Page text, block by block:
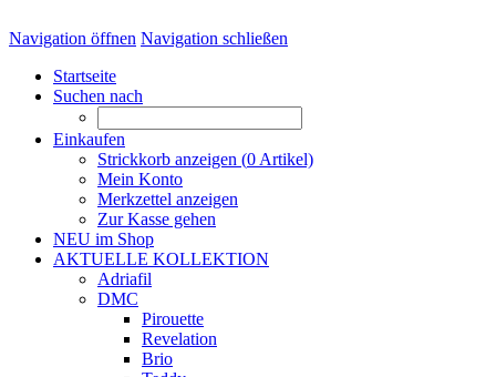
Navigation öffnen Navigation schließen
Startseite
Suchen nach
Einkaufen
Strickkorb anzeigen (0 Artikel)
Mein Konto
Merkzettel anzeigen
Zur Kasse gehen
NEU im Shop
AKTUELLE KOLLEKTION
Adriafil
DMC
Pirouette
Revelation
Brio